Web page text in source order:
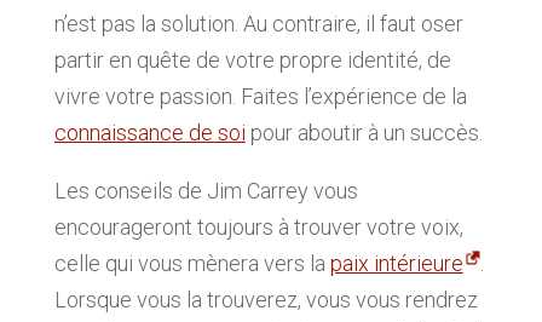
n’est pas la solution. Au contraire, il faut oser
partir en quête de votre propre identité, de
vivre votre passion. Faites l’expérience de la
connaissance de soi pour aboutir à un succès.
Les conseils de Jim Carrey vous
encourageront toujours à trouver votre voix,
celle qui vous mènera vers la paix intérieure
.
Lorsque vous la trouverez, vous vous rendrez